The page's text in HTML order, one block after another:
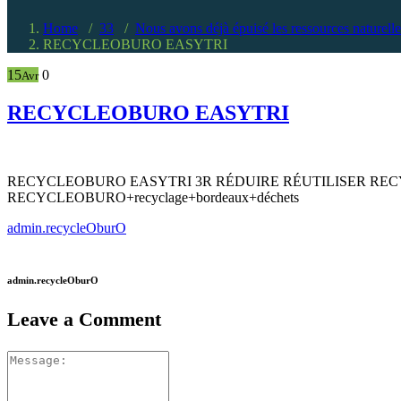
Home / 33 / Nous avons déjà épuisé les ressources
RECYCLEOBURO EASYTRI
15Avr 0
RECYCLEOBURO EASYTRI
RECYCLEOBURO EASYTRI 3R RÉDUIRE RÉUTILISER
RECYCLEOBURO+recyclage+bordeaux+déchets
admin.recycleOburO
admin.recycleOburO
Leave a Comment